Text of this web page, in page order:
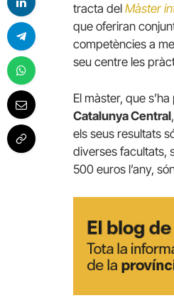
tracta del Màster
que oferiran
competències a
seu centre les
El màster, que
Catalunya Central
els seus resultats
diverses facultats,
500 euros l’any,